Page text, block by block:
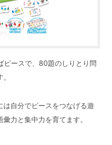
ースで、80題のしりとり問
自分でピースをつなげる遊
力と集中力を育てます。